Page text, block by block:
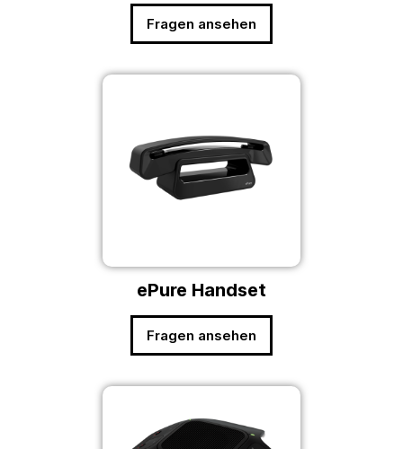
Fragen ansehen
ePure Handset
Fragen ansehen